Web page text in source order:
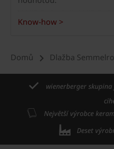
Know-how >
Domů Dlažba
wienerberger
Největší výrobce
Deset